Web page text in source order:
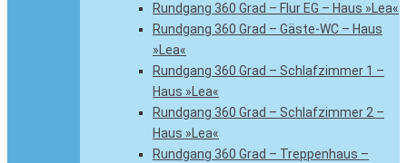
Rundgang 360 Grad – Flur EG – Haus »Lea«
Rundgang 360 Grad – Gäste-WC – Haus
»Lea«
Rundgang 360 Grad – Schlafzimmer 1 –
Haus »Lea«
Rundgang 360 Grad – Schlafzimmer 2 –
Haus »Lea«
Rundgang 360 Grad – Treppenhaus –